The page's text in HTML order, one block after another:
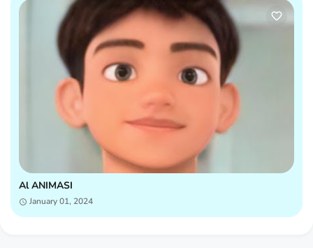
Al ANIMASI
January 01, 2024